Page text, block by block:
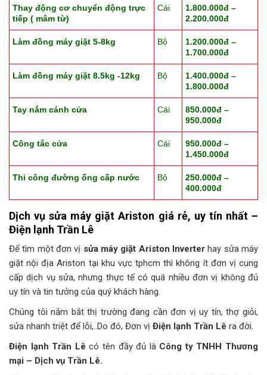
Thay động cơ chuyển động trực
tiếp ( mâm từ)
Cái
1.800.000đ –
2.200.000đ
Làm đồng máy giặt 5-8kg Bộ
1.200.000đ –
1.700.000đ
Làm đồng máy giặt 8.5kg -12kg Bộ
1.400.000đ –
1.800.000đ
Tay nắm cánh cửa Cái
850.000đ –
950.000đ
Công tắc cửa Cái
950.000đ –
1.450.000đ
Thi công đường ống cấp nước Bộ
250.000đ –
400.000đ
Dịch vụsửa máy giặt Ariston giá rẻ, uy tín nhất –
Điện lạnh Trần Lê
Để tìm một đơn vị sửa máy giặt Ariston Inverter hay sửa máy
giặt nội địa Ariston tại khu vực tphcm thì không ít đơn vị cung
cấp dịch vụ sửa, nhưng thực tế có quá nhiều đơn vị không đủ
uy tín và tin tưởng của quý khách hàng.
Chúng tôi nắm bắt thị trường đang cần đơn vị uy tín, thợ giỏi,
sửa nhanh triệt để lỗi,..Do đó, Đơn vị Điện lạnh Trần Lê ra đời.
Điện lạnh Trần Lê có tên đầy đủ là Công ty TNHH Thương
mại – Dịch vụ Trần Lê.